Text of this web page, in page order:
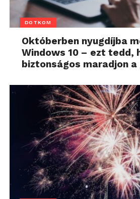
DOTKOM
Októberben nyugdíjba
Windows 10 – ezt tedd,
biztonságos maradjon a